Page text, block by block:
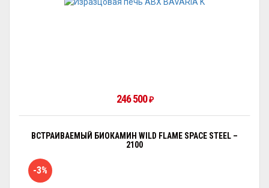
246 500 ₽
ВСТРАИВАЕМЫЙ БИОКАМИН WILD FLAME SPACE STEEL –
2100
-3%